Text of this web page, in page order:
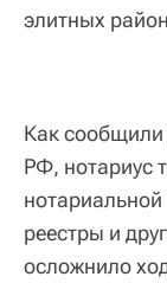
элитных
Как сообщили
РФ, нотариус
реестры и
осложнило